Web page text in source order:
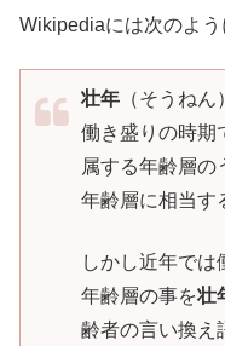
Wikipediaには次のよう
壮年 （そうね
働き盛りの時期
属する年齢層の
年齢層に相当す
しかし近年では
年齢層の事を壮
齢者の言い換え